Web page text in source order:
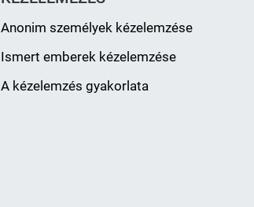
Anonim személyek kézelemzése
Ismert emberek kézelemzése
A kézelemzés gyakorlata